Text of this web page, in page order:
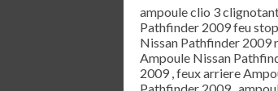
ampoule clio 3
Pathfinder 2009 feu
Nissan Pathfinder 2009
Ampoule Nissan
2009 , feux arriere